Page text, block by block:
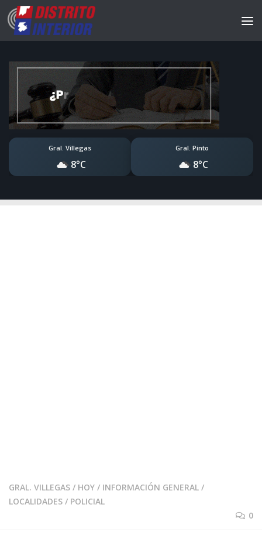
Gral. Villegas
8°C
Gral. Pinto
8°C
GRAL. VILLEGAS / HOY / INFORMACIÓN GENERAL /
LOCALIDADES / POLICIAL
0